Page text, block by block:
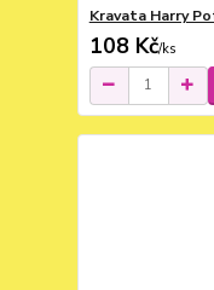
Kravata Harry
108 Kč/ks